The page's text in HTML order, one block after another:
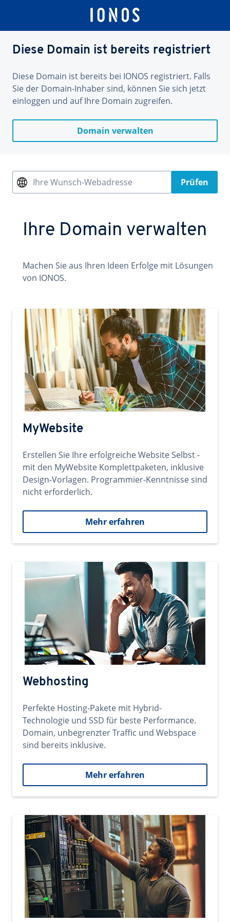
Diese Domain ist bereits registriert
Diese Domain ist bereits bei IONOS registriert. Falls
Sie der Domain-Inhaber sind, können Sie sich jetzt
einloggen und auf Ihre Domain zugreifen.
Domain verwalten
Ihre Wunsch-Webadresse Prüfen
Ihre Domain verwalten
Machen Sie aus Ihren Ideen Erfolge mit Lösungen
von IONOS.
MyWebsite
Erstellen Sie Ihre erfolgreiche Website Selbst -
mit den MyWebsite Komplettpaketen, inklusive
Design-Vorlagen. Programmier-Kenntnisse sind
nicht erforderlich.
Mehr erfahren
Webhosting
Perfekte Hosting-Pakete mit Hybrid-
Technologie und SSD für beste Performance.
Domain, unbegrenzter Traffic und Webspace
sind bereits inklusive.
Mehr erfahren